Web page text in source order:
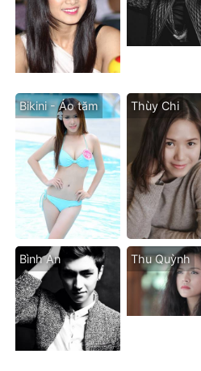
Bikini - Áo tăm Thùy Chi
Bình An Thu Quỳnh